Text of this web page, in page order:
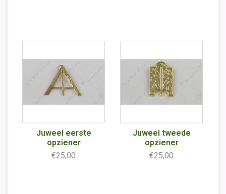
Juweel eerste
opziener
€25,00
Juweel tweede
opziener
€25,00